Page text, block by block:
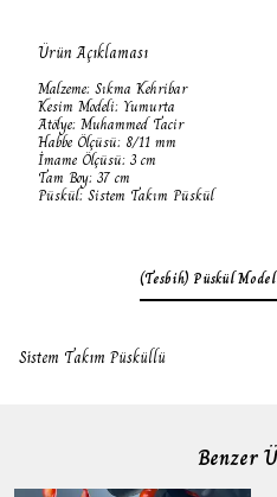
Ürün Açıklaması
Malzeme: Sıkma Kehribar
Kesim Modeli: Yumurta
Atölye: Muhammed Tacir
Habbe Ölçüsü: 8/11 mm
İmame Ölçüsü: 3 cm
Tam Boy: 37 cm
Püskül: Sistem Takım Püskül
(Tesbih) Püskül
Sistem Takım Püsküllü
Benzer